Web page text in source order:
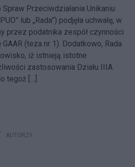
Spraw Przeciwdziałania Unikaniu
lub „Rada”) podjęła uchwałę, w
przez podatnika zespół czynności
GAAR (teza nr 1). Dodatkowo, Rada
iż istnieją istotne
zastosowania Działu IIIA
tegoż […]
AUTORZY